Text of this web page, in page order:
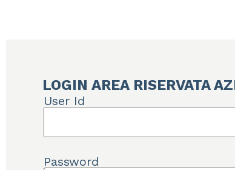
LOGIN AREA RISERVATA
User Id
Password